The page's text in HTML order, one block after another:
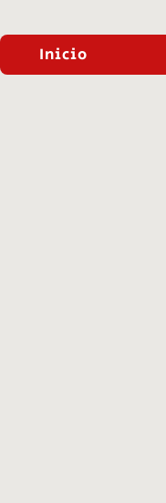
Inicio